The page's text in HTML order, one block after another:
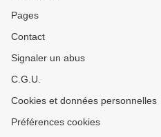
Pages
Contact
Signaler un abus
C.G.U.
Cookies et données personnelles
Préférences cookies